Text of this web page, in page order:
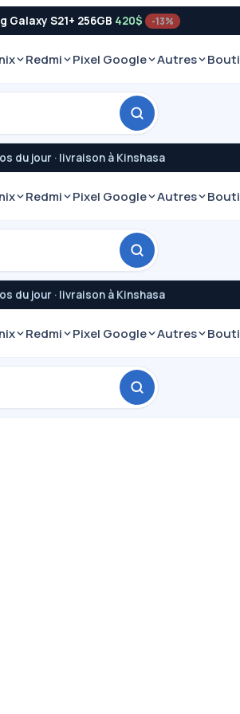
Galaxy S21+ 256GB 420$ -13%
Redmi Pixel Google Autres
du jour · livraison à Kinshasa
Redmi Pixel Google Autres
du jour · livraison à Kinshasa
Redmi Pixel Google Autres